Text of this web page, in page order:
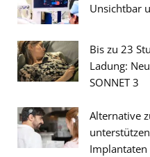
Unsichtbar
Bis zu 23
Ladung:
SONNET 3
Alternative
Implantaten